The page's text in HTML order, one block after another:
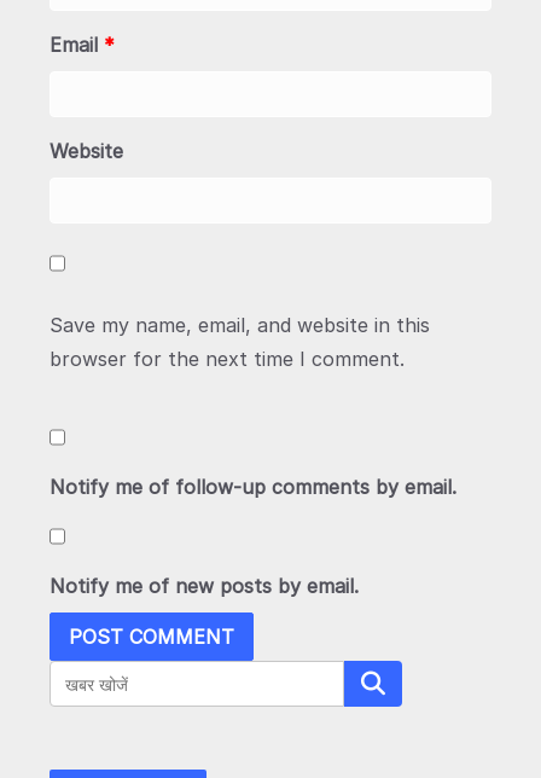
Email *
Website
Save my name, email, and website in this
browser for the next time I comment.
Notify me of follow-up comments by email.
Notify me of new posts by email.
Search